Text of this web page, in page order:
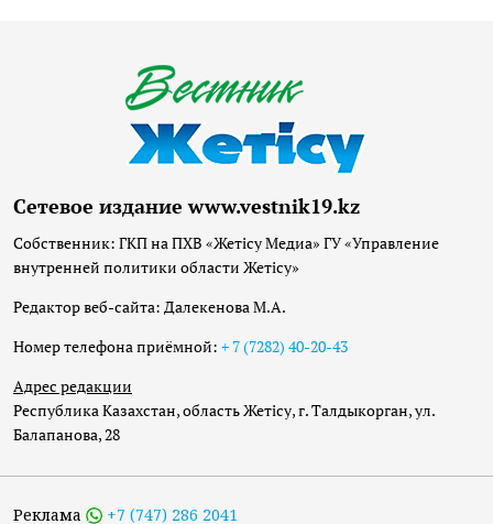
Сетевое издание www.vestnik19.kz
Собственник: ГКП на ПХВ «Жетісу Медиа» ГУ «Управление
внутренней политики области Жетісу»
Редактор веб-сайта: Далекенова М.А.
Номер телефона приёмной: + 7 (7282) 40-20-43
Адрес редакции
Республика Казахстан, область Жетісу, г. Талдыкорган, ул.
Балапанова, 28
Реклама +7 (747) 286 2041